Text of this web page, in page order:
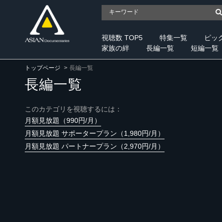
視聴数 TOP5 特集一覧
ピッ
家族の絆
長編一覧 短編一覧
トップページ 長編一覧
長編一覧
このカテゴリを視聴するには：
月額見放題（990円/月）
月額見放題 サポータープラン（1,980円/月）
月額見放題 パートナープラン（2,970円/月）